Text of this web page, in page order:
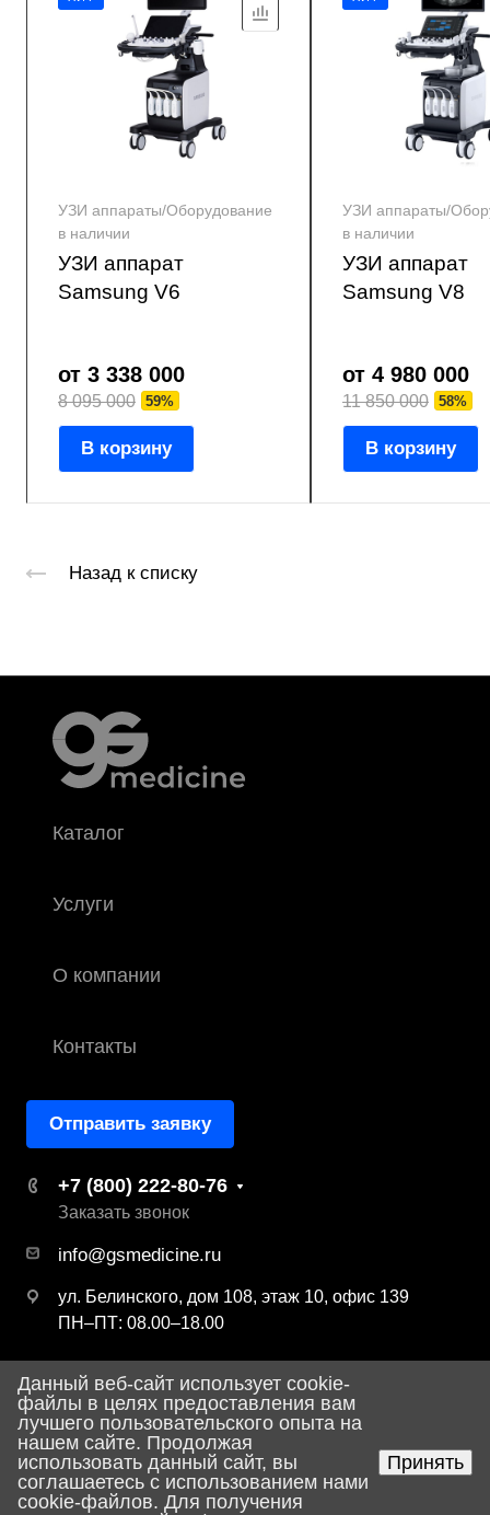
УЗИ аппараты/Оборудование
в наличии
УЗИ аппарат
Samsung V6
от 3 338 000
8 095 000 59%
В корзину
УЗИ аппараты/
в наличии
УЗИ аппарат
Samsung V8
от 4 980 000
11 850 000 58%
В корзину
Назад к списку
Каталог
Услуги
О компании
Контакты
Отправить заявку
+7 (800) 222-80-76
Заказать звонок
info@gsmedicine.ru
ул. Белинского, дом 108, этаж 10, офис 139
ПН–ПТ: 08.00–18.00
© 2026 ООО «ДЖИ ЭС Медицина»
Политика конфиденциальности
Разработка сайта
Данный веб-сайт использует cookie-
файлы в целях предоставления вам
лучшего пользовательского опыта на
нашем сайте. Продолжая
использовать данный сайт, вы
соглашаетесь с использованием нами
cookie-файлов. Для получения
Принять